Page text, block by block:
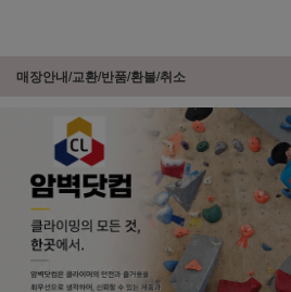
매장안내/교환/반품/환불/취소